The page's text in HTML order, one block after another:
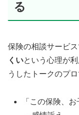
る
保険の相談サービ
くいという心理が
うしたトークのプロ
「この保険、